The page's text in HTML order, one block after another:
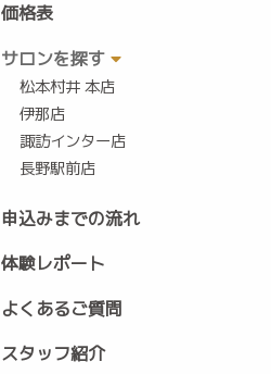
価格表
サロンを探す
松本村井 本店
伊那店
諏訪インター店
長野駅前店
申込みまでの流れ
体験レポート
よくあるご質問
スタッフ紹介